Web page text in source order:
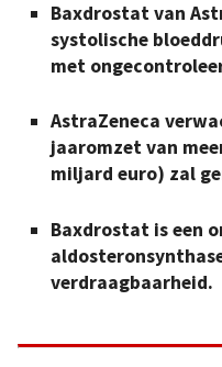
Baxdrostat van
systolische
met
AstraZeneca
jaaromzet van
miljard euro) zal
Baxdrostat is een
verdraagbaarheid.